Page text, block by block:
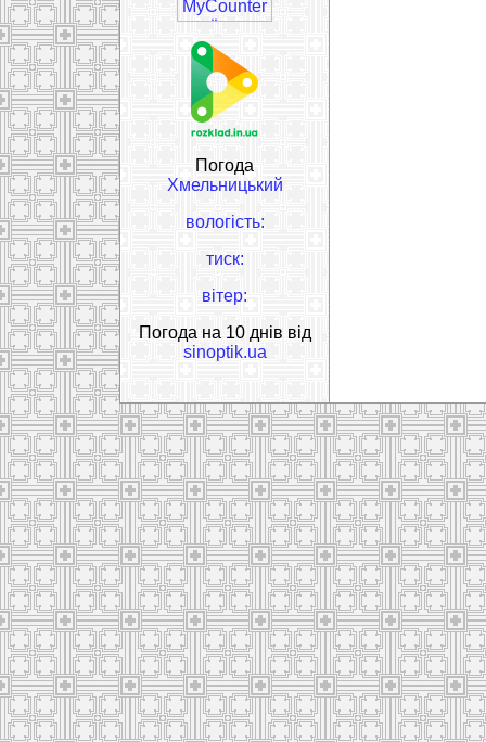
Погода
Хмельницький
вологість:
тиск:
вітер:
Погода на 10 днів від
sinoptik.ua